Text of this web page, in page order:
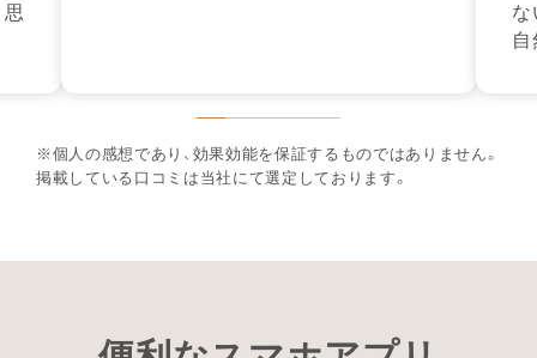
な
自
※個⼈の感想であり、効果効能を保証するものではありません。
掲載している⼝コミは当社にて選定しております。